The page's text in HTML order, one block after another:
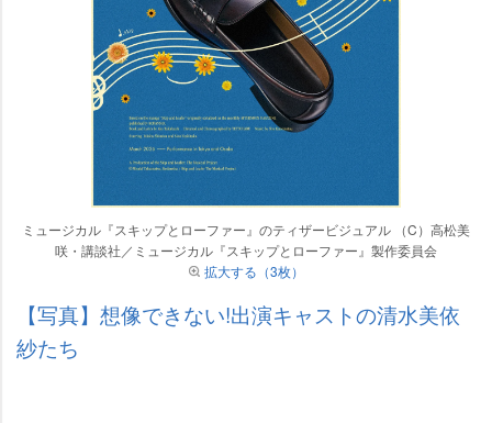
ミュージカル『スキップとローファー』のティザービジュアル （C）高松美
咲・講談社／ミュージカル『スキップとローファー』製作委員会
拡大する（3枚）
【写真】想像できない!出演キャストの清水美依
紗たち